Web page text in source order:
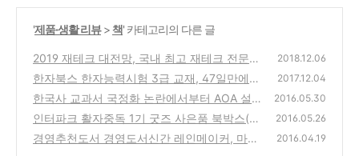
'제품·생활 리뷰>책' 카테고리의 다른 글
2019 재테크 대전망, 국내 최고 재테크 전문가
들이 쓴 투자 해답 - 주식, 부동산, 보험, 세금
의 모든 것
(0)
2018.12.06
한자북스 한자능력시험 3급 교재, 47일만에
끝내는 정말이지 쉬운 한자 3급
(0)
2017.12.04
한국사 교과서 국정화 논란에서부터 AOA 설
현 역사 인식 부재 논란에 이르기까지 - 대한민
국 국민이라면 역사를 제대로 알아야 :: 역사전
쟁
2016.05.30
인터파크 활자중독 1기 굿즈 사은품 북박스(치
즈인더트랩) & 하루키 명문장 노트
(0)
2016.05.26
경영추천도서 경영도서신간 레인메이커, 마케
2016.04.19